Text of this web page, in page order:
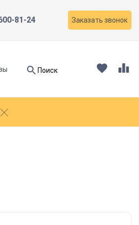
81-24 Заказать звонок
Поиск